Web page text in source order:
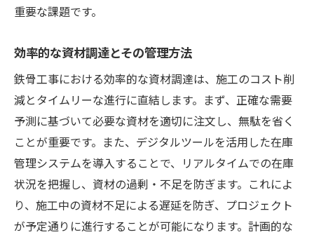
重要な課題です。
効率的な資材調達とその管理方法
鉄骨工事における効率的な資材調達は、施工のコスト削
減とタイムリーな進行に直結します。まず、正確な需要
予測に基づいて必要な資材を適切に注文し、無駄を省く
ことが重要です。また、デジタルツールを活用した在庫
管理システムを導入することで、リアルタイムでの在庫
状況を把握し、資材の過剰・不足を防ぎます。これによ
り、施工中の資材不足による遅延を防ぎ、プロジェクト
が予定通りに進行することが可能になります。計画的な